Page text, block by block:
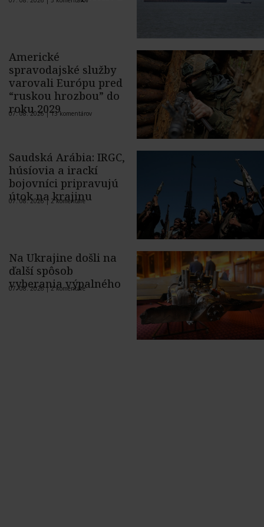
Americké
spravodajské služby
varovali Európu pred
“ruskou hrozbou” do
roku 2029
07. 08. 2026 |13 komentárov
Saudská Arábia: IRGC,
húsíovia a irackí
bojovníci pripravujú
útok na krajinu
07. 08. 2026 | 2 komentáre
Na Ukrajine došli na
ďalší spôsob
vyberania výpalného
07. 08. 2026 |2 komentáre